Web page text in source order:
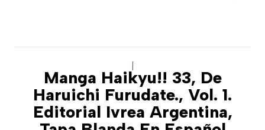
Manga Haikyu!! 33, De
Haruichi Furudate., Vol. 1.
Editorial Ivrea Argentina,